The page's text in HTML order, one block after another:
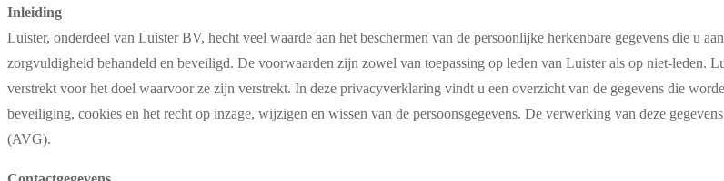
Inleiding
Luister, onderdeel van Luister BV, hecht veel waarde aan het beschermen van de persoonlijke herkenbare gegevens die u
zorgvuldigheid behandeld en beveiligd. De voorwaarden zijn zowel van toepassing op leden van Luister als op niet-leden.
verstrekt voor het doel waarvoor ze zijn verstrekt. In deze privacyverklaring vindt u een overzicht van de gegevens die
beveiliging, cookies en het recht op inzage, wijzigen en wissen van de persoonsgegevens. De verwerking van deze
(AVG).